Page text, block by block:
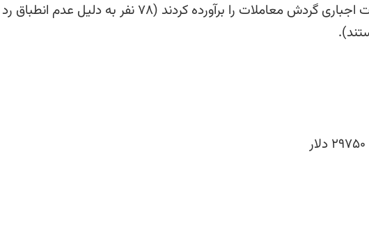
از ۹۲۶ مشتری، ۷۲۹ نفر با موفقیت الزامات اجباری گردش معاملات را برآورده کردند (۷۸ نفر به